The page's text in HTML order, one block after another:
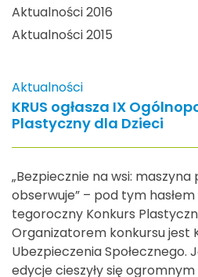
Aktualności 2016
Aktualności 2015
Aktualności
KRUS ogłasza IX
Plastyczny dla Dzieci
„Bezpiecznie na wsi:
obserwuje” – pod tym
tegoroczny Konkurs
Organizatorem konkursu jest
Ubezpieczenia Społecznego.
edycje cieszyły się